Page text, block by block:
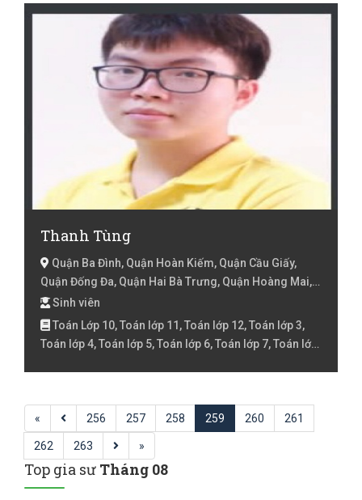
Thanh Tùng
Quận Ba Đình, Quận Hoàn Kiếm, Quận Cầu Giấy,
Quận Đống Đa, Quận Hai Bà Trưng, Quận Hoàng Mai,
Quận Thanh Xuân, Hà Nội
Sinh viên
Toán Lớp 10, Toán lớp 11, Toán lớp 12, Toán lớp 3,
Toán lớp 4, Toán lớp 5, Toán lớp 6, Toán lớp 7, Toán lớp
« 256 257 258 259 260 261
262 263 »
Top gia sư Tháng 08